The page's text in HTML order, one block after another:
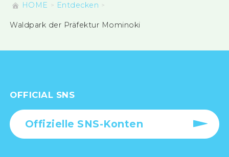
HOME Entdecken
Waldpark der Präfektur Mominoki
OFFICIAL SNS
Offizielle SNS-Konten